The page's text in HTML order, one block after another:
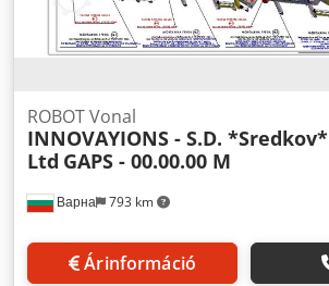
Варна 793 km
ROBOT Vonal
INNOVAYIONS - S.D. *Sredkov*
Ltd GAPS - 00.00.00 M
Árinformáció